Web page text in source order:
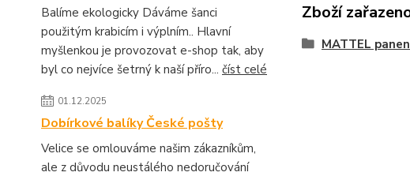
Balíme ekologicky Dáváme šanci
použitým krabicím i výplním.. Hlavní
myšlenkou je provozovat e-shop tak, aby
byl co nejvíce šetrný k naší příro... číst celé
01.12.2025
Dobírkové balíky České pošty
Velice se omlouváme našim zákazníkům,
ale z důvodu neustálého nedoručování
Zboží
MATTEL